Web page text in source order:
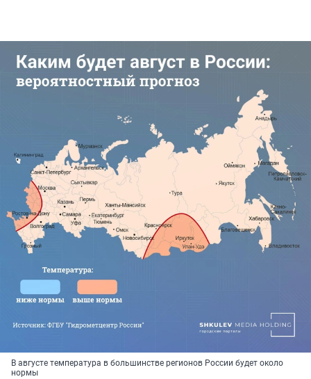
В августе температура в большинстве регионов России будет около
нормы